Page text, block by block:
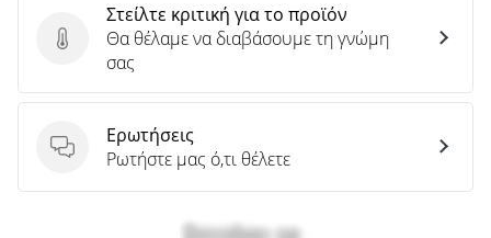
Στείλτε κριτική για το προϊόν
Στείλτε κριτική για το προϊόν
Θα θέλαμε να διαβάσουμε τη γνώμη
σας
Ερωτήσεις
Ερωτήσεις
Ρωτήστε μας ό,τι θέλετε